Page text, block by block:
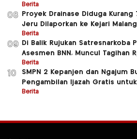
Berita
08
Proyek Drainase Diduga Kurang
Jeru Dilaporkan ke Kejari Malang
Berita
09
Di Balik Rujukan Satresnarkoba
Asesmen BNN, Muncul Tagihan
Berita
10
SMPN 2 Kepanjen dan Ngajum
Pengambilan Ijazah Gratis
Berita